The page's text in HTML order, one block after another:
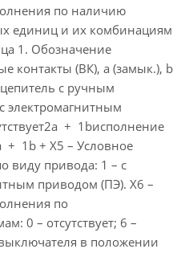
по наличию
единиц и их комбинациям
1. Обозначение
контакты (ВК), а (замык.), b
с ручным
электромагнитным
+ 1bисполнение
+ 1b + Х5 – Условное
виду привода: 1 – с
приводом (ПЭ). Х6 –
по
0 – отсутствует; 6 –
в положении